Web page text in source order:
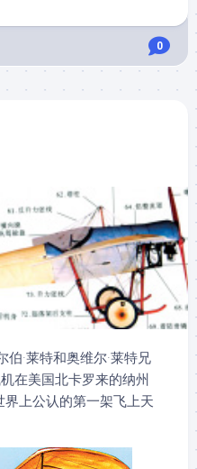
0
伯·莱特和奥维尔·莱特兄
在美国北卡罗来的纳州
上公认的第一架飞上天